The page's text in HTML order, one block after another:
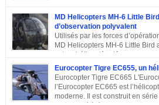
Cobra, Snake ou encore Viper. Le modèle
motorisation, de la même transmission et du
Bell UH-1 Iroquois. Cet appareil a effectué
1965, est entré en service en 1967 et est
pays. Sa conception C’est en 1962 que Bell
MD Helicopters MH-6 Little
d’observation polyvalent
Utilisés par les forces
MD Helicopters MH-6 Little Bird
est un hélicoptère léger conçu
du Hughes MD 500. Il a été conçu par
Helicopters. Sa conception Lorsqu’en 1960,
son souhait de développer un hélicoptère
également capable d’endosser divers rôles,
sont entrées en compétition pour remporter le
Eurocopter Tigre EC655, un
Eurocopter Tigre EC665
l’Eurocopter EC665 est
moderne. Il est construit en